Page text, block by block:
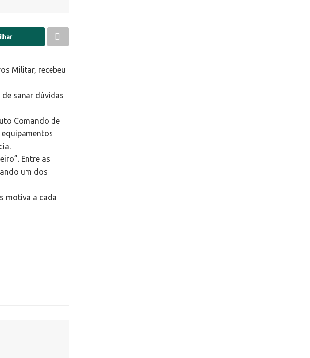
Militar, recebeu
sanar dúvidas
Comando de
Entre as
um dos
motiva a cada